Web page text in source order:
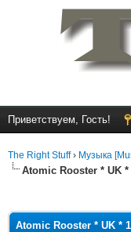
Приветствуем, Гость!
The Right Stuff› Музыка
Atomic Rooster * UK *
Atomic Rooster * UK *